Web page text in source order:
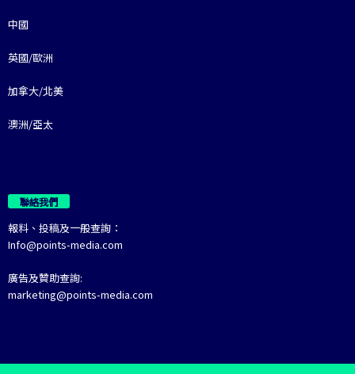
中國
英國/歐洲
加拿大/北美
澳洲/亞太
聯絡我們
報料、投稿及一般查詢：
Info@points-media.com
廣告及贊助查詢:
marketing@points-media.com